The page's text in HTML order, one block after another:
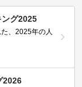
グ2025
、2025年の人
2026